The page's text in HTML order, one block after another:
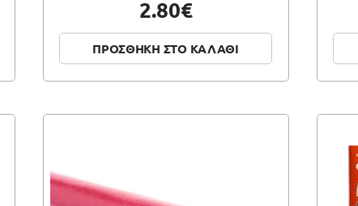
2.80€
ΠΡΟΣΘΗΚΗ ΣΤΟ ΚΑΛΑΘΙ